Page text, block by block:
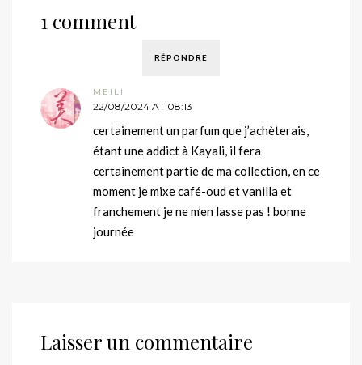
1 comment
RÉPONDRE
MEILI
22/08/2024 AT 08:13
certainement un parfum que j’achèterais,
étant une addict à Kayali, il fera
certainement partie de ma collection, en ce
moment je mixe café-oud et vanilla et
franchement je ne m’en lasse pas ! bonne
journée
Laisser un commentaire